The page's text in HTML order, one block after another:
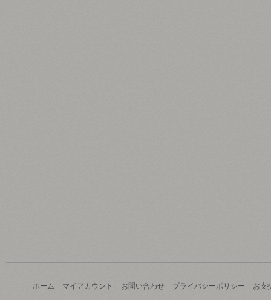
ホーム マイアカウント お問い合わせ プライバシーポリシー お支